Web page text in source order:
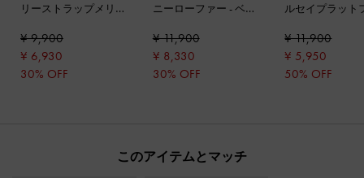
リーストラップメリー
ード
¥ 9,900
¥ 6,930
30% OFF
ニーローファー -ベー
¥ 11,900
¥ 8,330
30% OFF
ルセイプラット
¥ 11,900
¥ 5,950
50% OFF
このアイテムとマッチ